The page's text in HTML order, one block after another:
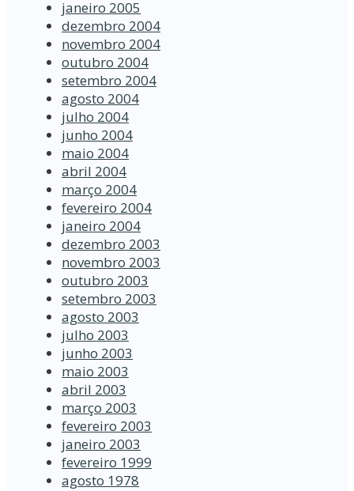
janeiro 2005
dezembro 2004
novembro 2004
outubro 2004
setembro 2004
agosto 2004
julho 2004
junho 2004
maio 2004
abril 2004
março 2004
fevereiro 2004
janeiro 2004
dezembro 2003
novembro 2003
outubro 2003
setembro 2003
agosto 2003
julho 2003
junho 2003
maio 2003
abril 2003
março 2003
fevereiro 2003
janeiro 2003
fevereiro 1999
agosto 1978